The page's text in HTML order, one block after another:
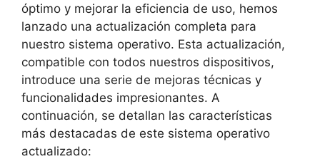
óptimo y mejorar la eficiencia de uso, hemos
lanzado una actualización completa para⁤
nuestro sistema ‍operativo. Esta actualización,
compatible con todos⁣ nuestros dispositivos,
introduce una serie de mejoras técnicas y
funcionalidades impresionantes. A
continuación, se detallan las características
más⁢ destacadas de este sistema operativo
actualizado: